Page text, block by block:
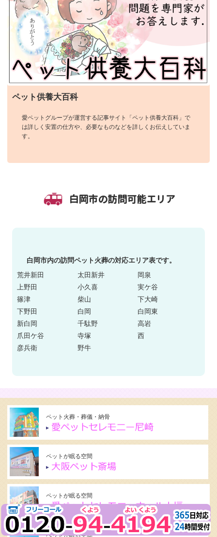
ペット供養大百科
愛ペットグループが運営する記事サイト「ペット供養大百科」で
は詳しく安置の仕方や、必要なものなどを詳しくお伝えしていま
す。
白岡市の訪問可能エリア
白岡市内の訪問ペット火葬の対応エリア表です。
荒井新田
太田新井
岡泉
上野田
小久喜
実ケ谷
篠津
柴山
下大崎
下野田
白岡
白岡東
新白岡
千駄野
高岩
爪田ケ谷
寺塚
西
彦兵衛
野牛
ペット火葬・葬儀・納骨
ペットが眠る空間
ペットが眠る空間
ペットが眠る空間